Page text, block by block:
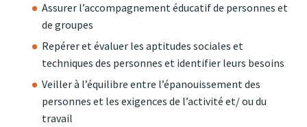
Assurer l’accompagnement éducatif de personnes et
de groupes
Repérer et évaluer les aptitudes sociales et
techniques des personnes et identifier leurs besoins
Veiller à l’équilibre entre l’épanouissement des
personnes et les exigences de l’activité et/ ou du
travail